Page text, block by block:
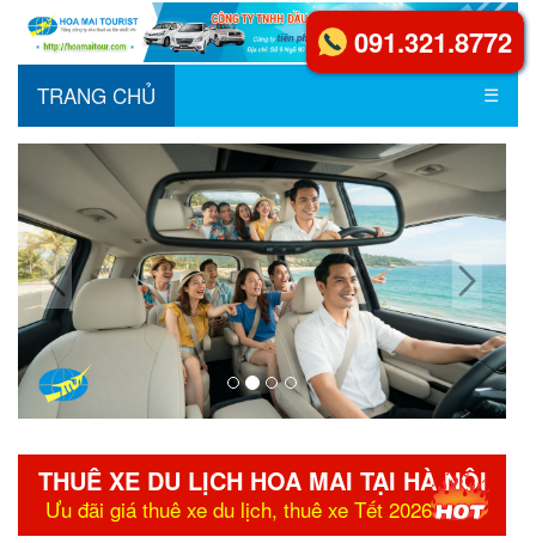
TRANG CHỦ ☰
THUÊ XE DU LỊCH HOA MAI TẠI HÀ NỘI
Ưu đãi giá thuê xe du lịch, thuê xe Tết 2026
091.321.8772